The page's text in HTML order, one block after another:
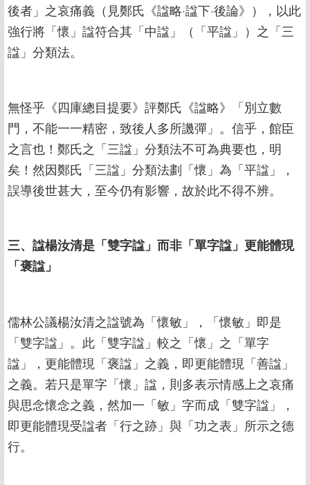
後者」之哀痛義（見鄭氏《諡略·諡下·後論》），以此
強行將「懷」諡符合其「中諡」（「平諡」）之「三
諡」分類法。
無怪乎《四庫總目提要》評鄭氏《諡略》「別立數
門，不能一一精密，致後人多所譏彈」。信乎，館臣
之言也！鄭氏之「三諡」分類法不可為典要也，明
矣！然因鄭氏「三諡」分類法劃「懷」為「平諡」，
誤導後世甚大，至今仍有影響，故於此不得不辨。
三、諡楊汝清是「雙字諡」而非「單字諡」更能體現
「褒諡」
儒林公議楊汝清之諡號為「懷敏」，「懷敏」即是
「雙字諡」。此「雙字諡」較之「懷」之「單字
諡」，更能體現「褒諡」之義，即更能體現「善諡」
之義。若只是單字「懷」諡，則多表示情感上之哀痛
與思念懷念之義，然加一「敏」字而成「雙字諡」，
即更能體現受諡者「行之跡」與「功之表」所示之德
行。